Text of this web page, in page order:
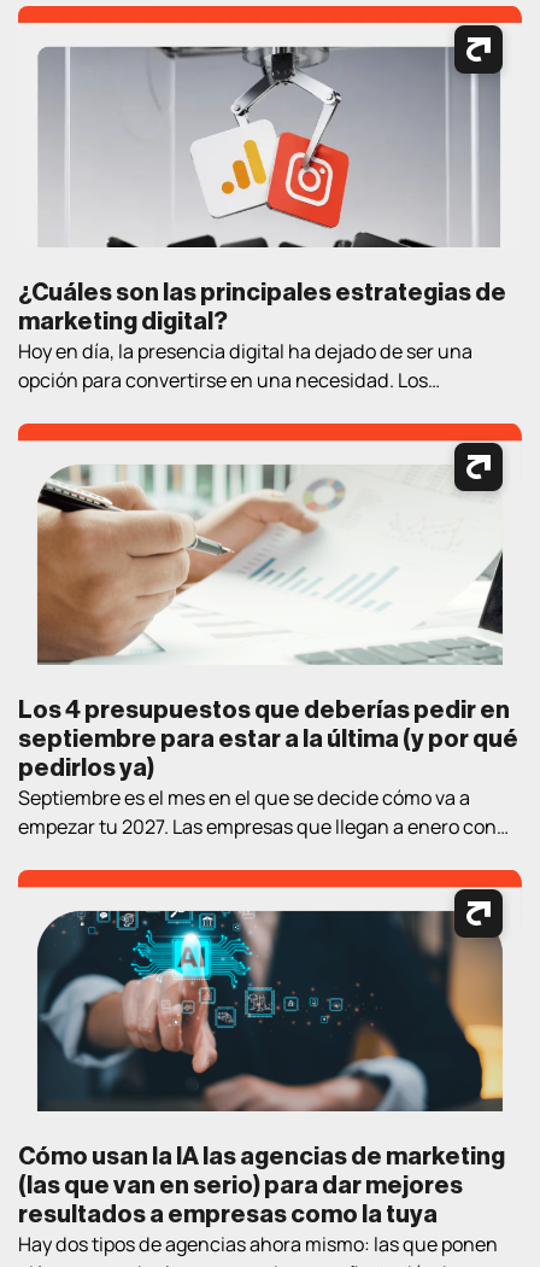
¿Cuáles son las principales estrategias de
marketing digital?
Hoy en día, la presencia digital ha dejado de ser una
opción para convertirse en una necesidad. Los
buscando información, comparando productos, leyendo
opiniones y tomando decisiones de compra. En este
contexto, contar con estrategias de marketing digital
bien definidas es fundamental para atraer clientes,
generar oportunidades […]
Los 4 presupuestos que deberías pedir en
septiembre para estar a la última (y por qué
pedirlos ya)
Septiembre es el mes en el que se decide cómo va a
empezar tu 2027. Las empresas que llegan a enero con
ventaja sobre las que empiezan a «mirar opciones» en el
nuevo año. Así que aquí va un ejercicio práctico de
lectura de verano: los cuatro […]
Cómo usan la IA las agencias de marketing
(las que van en serio) para dar mejores
resultados a empresas como la tuya
Hay dos tipos de agencias ahora mismo: las que ponen